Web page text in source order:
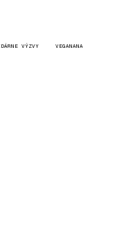
VÝZVY VEGANANA